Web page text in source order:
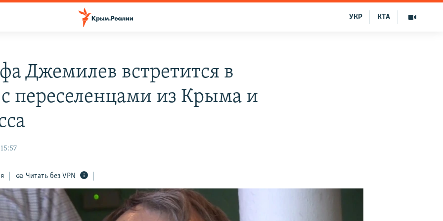
КТА
УКР
Джемилев встретится в
переселенцами из Крыма и
Читать без VPN